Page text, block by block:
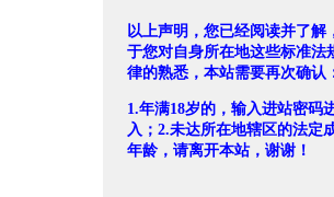
以上声明，您已经阅读并了解
于您对自身所在地这些标准法
律的熟悉，本站需要再次确认
1.年满18岁的，输入进站密码
入；2.未达所在地辖区的法定
年龄，请离开本站，谢谢！